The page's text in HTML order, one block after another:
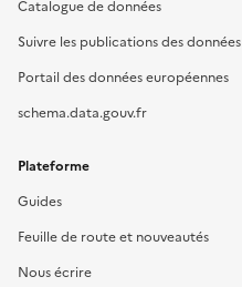
Catalogue de données
Suivre les publications des données
Portail des données européennes
schema.data.gouv.fr
Plateforme
Guides
Feuille de route et nouveautés
Nous écrire